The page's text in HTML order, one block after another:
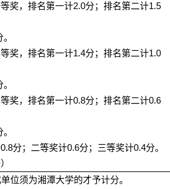
奖，排名第一计2.0分；排名第二计1.5
奖，排名第一计1.4分；排名第二计1.0
奖，排名第一计0.8分；排名第二计0.6
0.8分；二等奖计0.6分；三等奖计0.4分。
位须为湘潭大学的才予计分。